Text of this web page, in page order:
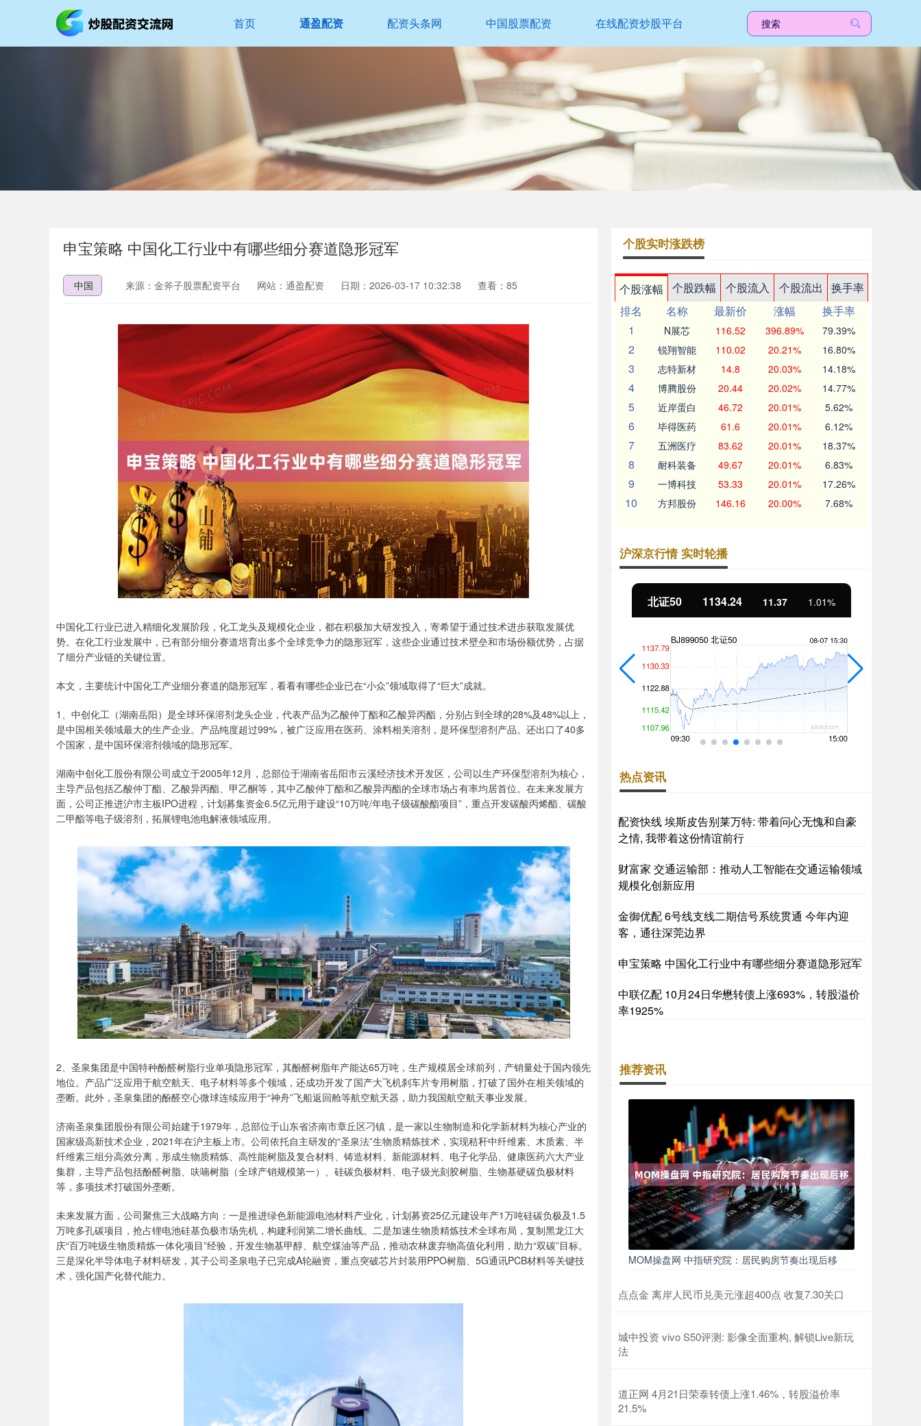
首页 通盈配资 配资头条网 中国股票配资 在线配资炒股平台
申宝策略 中国化工行业中有哪些细分赛道隐形冠军
中国 来源：金斧子股票配资平台 网站：通盈配资 日期：2026-03-17 10:32:38 查看：85
中国化工行业已进入精细化发展阶段，化工龙头及规模化企业，都在积极加大研发投入，寄希望于通过技术进步获取发展优
势。在化工行业发展中，已有部分细分赛道培育出多个全球竞争力的隐形冠军，这些企业通过技术壁垒和市场份额优势，占据
了细分产业链的关键位置。
本文，主要统计中国化工产业细分赛道的隐形冠军，看看有哪些企业已在“小众”领域取得了“巨大”成就。
1、中创化工（湖南岳阳）是全球环保溶剂龙头企业，代表产品为乙酸仲丁酯和乙酸异丙酯，分别占到全球的28%及48%以上，
是中国相关领域最大的生产企业。产品纯度超过99%，被广泛应用在医药、涂料相关溶剂，是环保型溶剂产品。还出口了40多
个国家，是中国环保溶剂领域的隐形冠军。
湖南中创化工股份有限公司成立于2005年12月，总部位于湖南省岳阳市云溪经济技术开发区，公司以生产环保型溶剂为核心，
主导产品包括乙酸仲丁酯、乙酸异丙酯、甲乙酮等，其中乙酸仲丁酯和乙酸异丙酯的全球市场占有率均居首位。在未来发展方
面，公司正推进沪市主板IPO进程，计划募集资金6.5亿元用于建设“10万吨/年电子级碳酸酯项目”，重点开发碳酸丙烯酯、碳酸
二甲酯等电子级溶剂，拓展锂电池电解液领域应用。
2、圣泉集团是中国特种酚醛树脂行业单项隐形冠军，其酚醛树脂年产能达65万吨，生产规模居全球前列，产销量处于国内领先
地位。产品广泛应用于航空航天、电子材料等多个领域，还成功开发了国产大飞机刹车片专用树脂，打破了国外在相关领域的
垄断。此外，圣泉集团的酚醛空心微球连续应用于“神舟”飞船返回舱等航空航天器，助力我国航空航天事业发展。
济南圣泉集团股份有限公司始建于1979年，总部位于山东省济南市章丘区刁镇，是一家以生物制造和化学新材料为核心产业的
国家级高新技术企业，2021年在沪主板上市。公司依托自主研发的“圣泉法”生物质精炼技术，实现秸秆中纤维素、木质素、半
纤维素三组分高效分离，形成生物质精炼、高性能树脂及复合材料、铸造材料、新能源材料、电子化学品、健康医药六大产业
集群，主导产品包括酚醛树脂、呋喃树脂（全球产销规模第一）、硅碳负极材料、电子级光刻胶树脂、生物基硬碳负极材料
等，多项技术打破国外垄断。
未来发展方面，公司聚焦三大战略方向：一是推进绿色新能源电池材料产业化，计划募资25亿元建设年产1万吨硅碳负极及1.5
万吨多孔碳项目，抢占锂电池硅基负极市场先机，构建利润第二增长曲线。二是加速生物质精炼技术全球布局，复制黑龙江大
庆“百万吨级生物质精炼一体化项目”经验，开发生物基甲醇、航空煤油等产品，推动农林废弃物高值化利用，助力“双碳”目标。
三是深化半导体电子材料研发，其子公司圣泉电子已完成A轮融资，重点突破芯片封装用PPO树脂、5G通讯PCB材料等关键技
术，强化国产化替代能力。
个股实时涨跌榜
个股涨幅 个股跌幅 个股流入 个股流出
换手率
排名
名称 最新价 涨幅
换手率
1
N展芯 116.52 396.89% 79.39%
2 锐翔智能 110.02 20.21% 16.80%
3 志特新材 14.8 20.03% 14.18%
4 博腾股份 20.44 20.02% 14.77%
5 近岸蛋白 46.72 20.01% 5.62%
6 毕得医药 61.6 20.01% 6.12%
7 五洲医疗 83.62 20.01% 18.37%
8 耐科装备 49.67 20.01% 6.83%
9 一博科技 53.33 20.01% 17.26%
10 方邦股份 146.16 20.00% 7.68%
沪深京行情 实时轮播
深证成指 14311.01 200.89 1.42% 沪深300 4694.44 43.13 北证50 1134.24 11.37 1.01%
热点资讯
配资快线 埃斯皮告别莱万特: 带着问心无愧和自豪
之情, 我带着这份情谊前行
财富家 交通运输部：推动人工智能在交通运输领域
规模化创新应用
金御优配 6号线支线二期信号系统贯通 今年内迎
客，通往深莞边界
申宝策略 中国化工行业中有哪些细分赛道隐形冠军
中联亿配 10月24日华懋转债上涨693%，转股溢价
率1925%
推荐资讯
MOM操盘网 中指研究院：居民购房节奏出现后移
点点金 离岸人民币兑美元涨超400点 收复7.30关口
城中投资 vivo S50评测: 影像全面重构, 解锁Live新玩
法
道正网 4月21日荣泰转债上涨1.46%，转股溢价率
21.5%